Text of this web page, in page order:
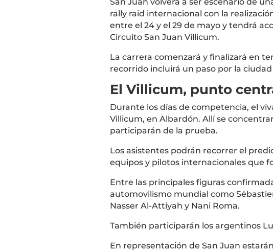
San Juan volverá a ser escenario de
rally raid internacional con la
entre el 24 y el 29 de mayo y tendrá
Circuito San Juan Villicum.
La carrera comenzará y finalizará en
recorrido incluirá un paso por la
El Villicum, punto
Durante los días de competencia, el
Villicum, en Albardón. Allí se
participarán de la prueba.
Los asistentes podrán recorrer el
equipos y pilotos internacionales que
Entre las principales figuras
automovilismo mundial como
Nasser Al-Attiyah y Nani Roma.
También participarán los argentinos
En representación de San Juan